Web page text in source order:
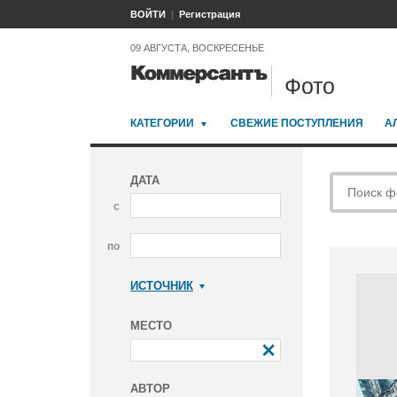
ВОЙТИ Регистрация
09 АВГУСТА, ВОСКРЕСЕНЬЕ
Фото
КАТЕГОРИИ СВЕЖИЕ ПОСТУПЛЕНИЯ
ДАТА
с
по
ИСТОЧНИК
МЕСТО
АВТОР